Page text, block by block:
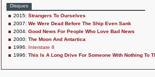
Disques
2015: Strangers To Ourselves
2007: We Were Dead Before The Ship Even Sank
2004: Good News For People Who Love Bad News
2000: The Moon And Antartica
1996: Interstate 8
1996: This Is A Long Drive For Someone With Nothing To